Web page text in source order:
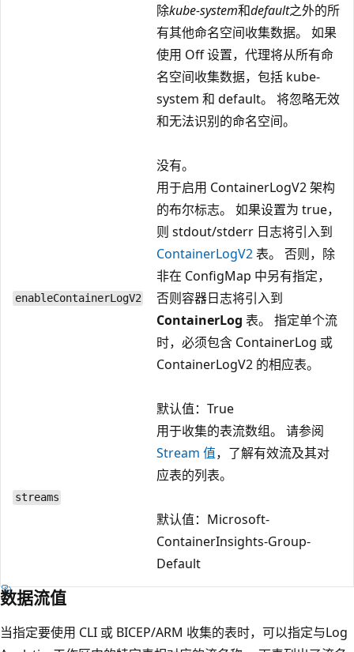
除kube-system和default之外的所
有其他命名空间收集数据。 如果
使用 Off 设置，代理将从所有命
名空间收集数据，包括 kube-
system 和 default。 将忽略无效
和无法识别的命名空间。
没有。
enableContainerLogV2
用于启用 ContainerLogV2 架构
的布尔标志。 如果设置为 true，
则 stdout/stderr 日志将引入到
ContainerLogV2表。 否则，除
非在 ConfigMap 中另有指定，
否则容器日志将引入到
ContainerLog 表。 指定单个流
时，必须包含 ContainerLog 或
ContainerLogV2 的相应表。
默认值：True
streams
用于收集的表流数组。 请参阅
Stream 值，了解有效流及其对
应表的列表。
默认值：Microsoft-
ContainerInsights-Group-
Default
数据流值
当指定要使用 CLI 或 BICEP/ARM 收集的表时，可以指定与Log